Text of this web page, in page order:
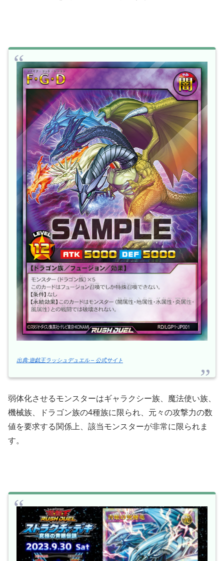
出典:遊戯王ラッシュデュエル – 公式サイト
弱体化させるモンスターはギャラクシー族、魔法使い族、
機械族、ドラゴン族の4種族に限られ、元々の攻撃力の数
値を要求する関係上、該当モンスターが非常に限られま
す。